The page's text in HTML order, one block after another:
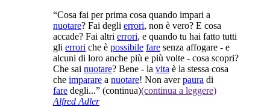
“Cosa fai per prima cosa quando impari a
nuotare? Fai degli errori, non è vero? E cosa
accade? Fai altri errori, e quando tu hai fatto tutti
gli errori che è possibile fare senza affogare - e
alcuni di loro anche più e più volte - cosa scopri?
Che sai nuotare? Bene - la vita è la stessa cosa
che imparare a nuotare! Non averpaura di
fare degli...” (continua)(continua a leggere)
Alfred Adler